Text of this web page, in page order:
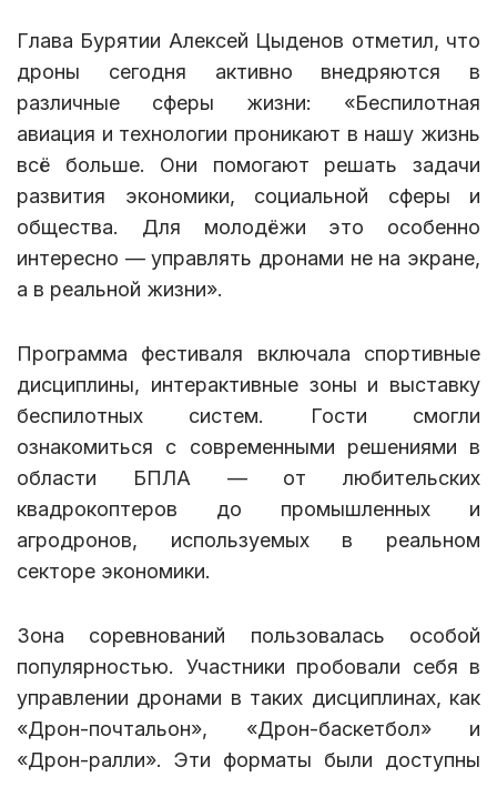
Глава Бурятии Алексей Цыденов отметил, что
дроны сегодня активно внедряются в
различные сферы жизни: «Беспилотная
авиация и технологии проникают в нашу жизнь
всё больше. Они помогают решать задачи
развития экономики, социальной сферы и
общества. Для молодёжи это особенно
интересно — управлять дронами не на экране,
а в реальной жизни».
Программа фестиваля включала спортивные
дисциплины, интерактивные зоны и выставку
беспилотных систем. Гости смогли
ознакомиться с современными решениями в
области БПЛА — от любительских
квадрокоптеров до промышленных и
агродронов, используемых в реальном
секторе экономики.
Зона соревнований пользовалась особой
популярностью. Участники пробовали себя в
управлении дронами в таких дисциплинах, как
«Дрон-почтальон», «Дрон-баскетбол» и
«Дрон-ралли». Эти форматы были доступны